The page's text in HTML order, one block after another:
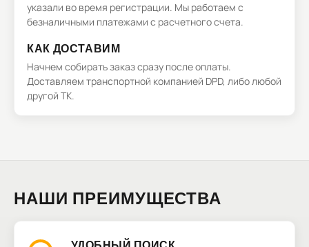
указали во время регистрации. Мы работаем с
безналичными платежами с расчетного счета.
КАК ДОСТАВИМ
Начнем собирать заказ сразу после оплаты.
Доставляем транспортной компанией DPD, либо любой
другой ТК.
НАШИ ПРЕИМУЩЕСТВА